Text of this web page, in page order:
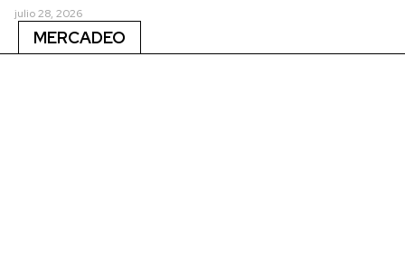
julio 28, 2026
MERCADEO